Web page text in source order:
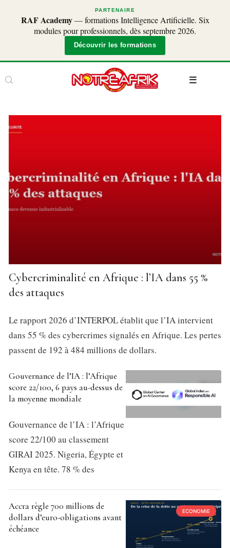
PARTENAIRE
RAF Academy— formations Intelligence Artificielle. Six
modules pour professionnels, dès septembre 2026.
Découvrir les formations
Cybercriminalité en Afrique : l’IA dans 55 %
des attaques
Le rapport 2026 d’INTERPOL établit que l’IA intervient
dans 55 % des cybercrimes signalés en Afrique. Les pertes
passent de 192 à 484 millions de dollars.
Gouvernance de l’IA : l’Afrique
score 22/100, 6 pays au-dessus de
la moyenne mondiale
Gouvernance de l’IA : l’Afrique
score 22/100 au classement
GIRAI 2025. Nigeria, Égypte et
Kenya en tête. 78 % des
ECONOMIE
Accra règle 700 millions de
dollars d’euro-obligations avant
échéance